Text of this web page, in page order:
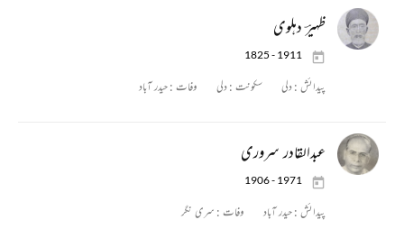
ظہیرؔ دہلوی
1825 - 1911
پیدائش :دلی سکونت :دلی وفات :حیدر آباد
عبدالقادر سروری
1906 - 1971
پیدائش :حیدر آباد وفات : سری نگر